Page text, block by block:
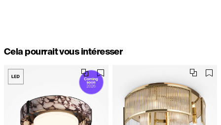
Cela pourrait vous intéresser